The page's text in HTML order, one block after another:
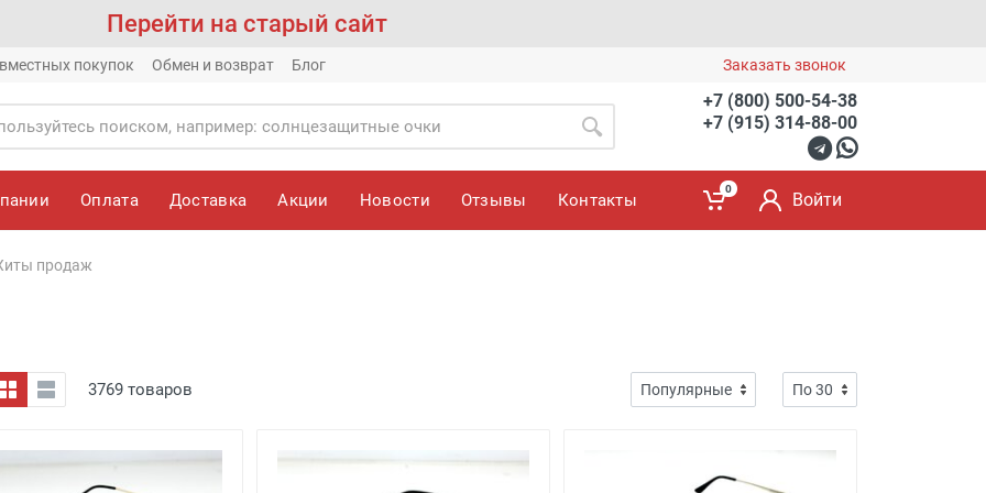
Перейти на старый сайт
покупок Обмен и возврат Блог Заказать звонок
+7 (800) 500-54-38
+7 (915) 314-88-00
Оплата Доставка Акции Новости Отзывы Контакты
0
Войти
продаж
3769 товаров